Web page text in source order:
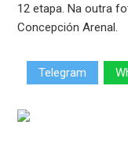
12 etapa. Na outra
Concepción Arenal.
Telegram